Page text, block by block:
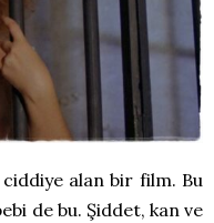
alan bir film. Bu
de bu. Şiddet, kan ve